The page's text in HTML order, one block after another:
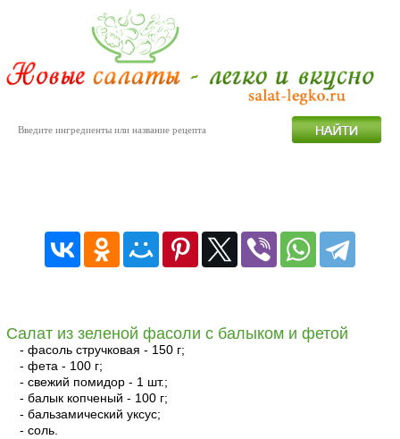
Салат из зеленой фасоли с балыком и фетой
- фасоль стручковая - 150 г;
- фета - 100 г;
- свежий помидор - 1 шт.;
- балык копченый - 100 г;
- бальзамический уксус;
- соль.